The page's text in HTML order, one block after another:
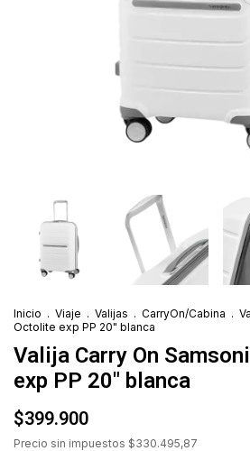
Inicio . Viaje . Valijas . CarryOn/Cabina .
Octolite exp PP 20" blanca
Valija Carry On
exp PP 20" blanca
$399.900
Precio sin impuestos $330.495,87